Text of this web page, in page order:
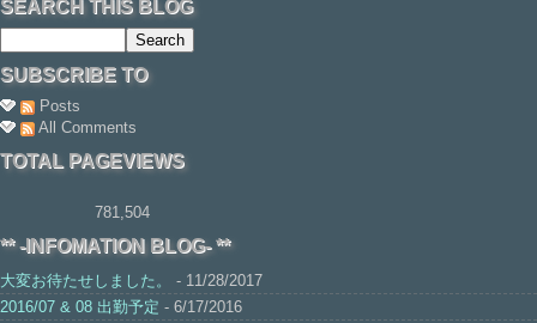
SEARCH THIS BLOG
SUBSCRIBE TO
Posts
All Comments
TOTAL PAGEVIEWS
781,504
** -INFOMATION BLOG- **
大変お待たせしました。
- 11/28/2017
2016/07 & 08 出勤予定 - 6/17/2016